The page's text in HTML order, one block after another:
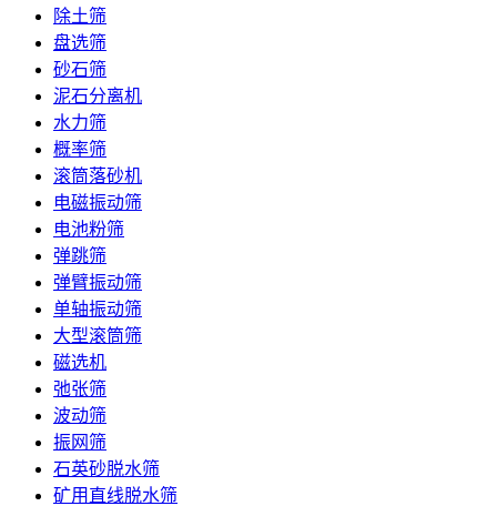
除土筛
盘选筛
砂石筛
泥石分离机
水力筛
概率筛
滚筒落砂机
电磁振动筛
电池粉筛
弹跳筛
弹臂振动筛
单轴振动筛
大型滚筒筛
磁选机
弛张筛
波动筛
振网筛
石英砂脱水筛
矿用直线脱水筛